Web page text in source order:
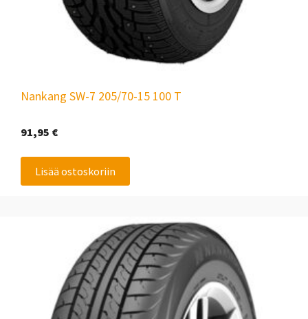
Nankang SW-7 205/70-15 100 T
91,95 €
Lisää ostoskoriin